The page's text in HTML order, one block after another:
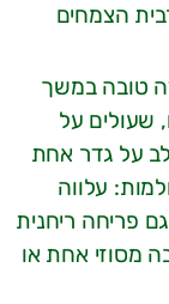
הצמחים
טובה במשך
שעולים על
על גדר אחת
עלווה
פריחה ריחנית
מסוזי אחת או